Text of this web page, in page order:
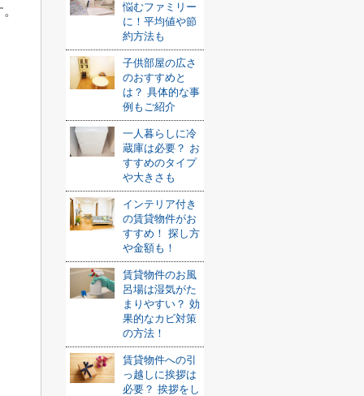
悩むファミリー
に！平均値や節
約方法も
子供部屋の広さ
のおすすめと
は？ 具体的な事
例もご紹介
一人暮らしに冷
蔵庫は必要？ お
すすめのタイプ
や大きさも
インテリア付き
の賃貸物件がお
すすめ！ 探し方
や金額も！
賃貸物件のお風
呂場は湿気がた
まりやすい？ 効
果的なカビ対策
の方法！
賃貸物件への引
っ越しに挨拶は
必要？ 挨拶をし